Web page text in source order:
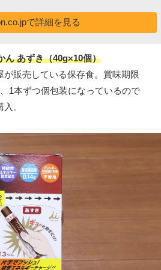
で詳細を見る
ん あずき（40g×10個）
が販売している保存食。賞味期限
1本ずつ個包装になっているので
。